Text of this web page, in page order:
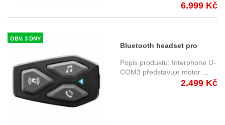
6.999 Kč
OBV. 3 DNY
Bluetooth headset pro
uzavřené a otevřené přilby
Interphone U-COM3
Popis produktu: Interphone U-
COM3 představuje motor
2.499 Kč